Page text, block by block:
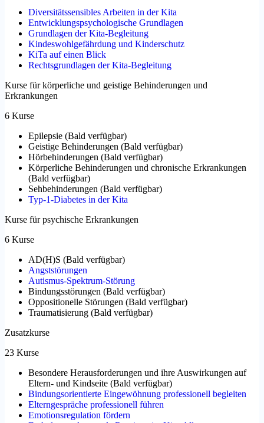
Diversitätssensibles Arbeiten in der Kita
Entwicklungspsychologische Grundlagen
Grundlagen der Kita-Begleitung
Kindeswohlgefährdung und Kinderschutz
KiTa auf einen Blick
Rechtsgrundlagen der Kita-Begleitung
Kurse für körperliche und geistige Behinderungen und
Erkrankungen
6 Kurse
Epilepsie (Bald verfügbar)
Geistige Behinderungen (Bald verfügbar)
Hörbehinderungen (Bald verfügbar)
Körperliche Behinderungen und chronische Erkrankungen
(Bald verfügbar)
Sehbehinderungen (Bald verfügbar)
Typ-1-Diabetes in der Kita
Kurse für psychische Erkrankungen
6 Kurse
AD(H)S (Bald verfügbar)
Angststörungen
Autismus-Spektrum-Störung
Bindungsstörungen (Bald verfügbar)
Oppositionelle Störungen (Bald verfügbar)
Traumatisierung (Bald verfügbar)
Zusatzkurse
23 Kurse
Besondere Herausforderungen und ihre Auswirkungen auf
Eltern- und Kindseite (Bald verfügbar)
Bindungsorientierte Eingewöhnung professionell begleiten
Elterngespräche professionell führen
Emotionsregulation fördern